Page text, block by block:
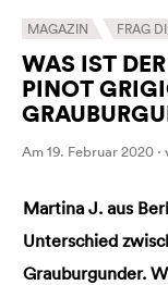
MAGAZIN FRAG
WAS IST
PINOT
Am 19. Februar 2020
Martina J. aus
Unterschied
Grauburgunder.